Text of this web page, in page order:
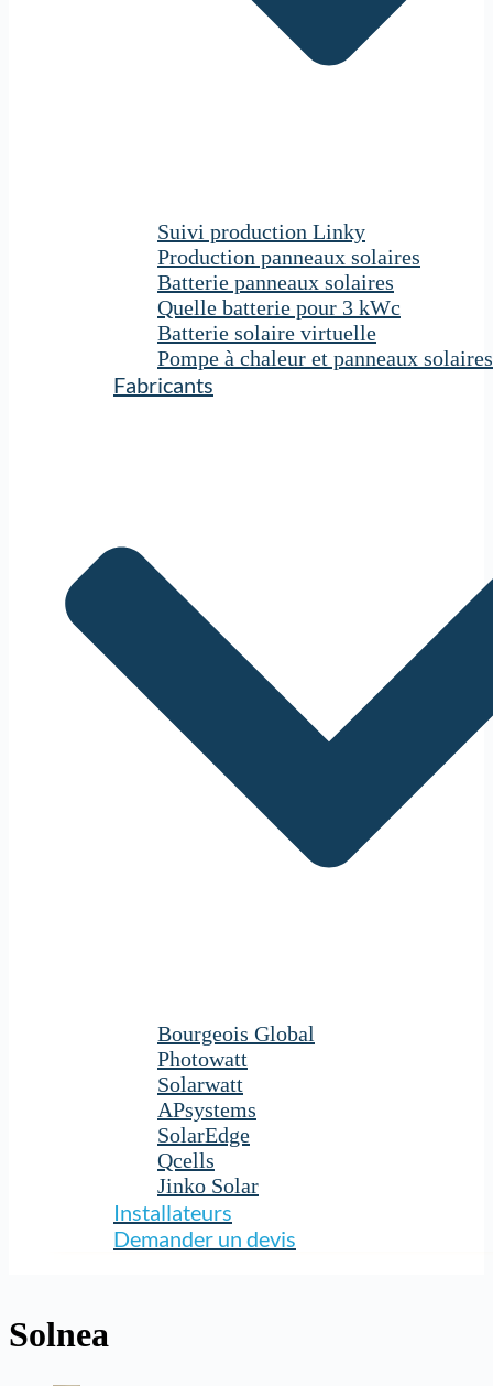
Suivi production Linky
Production panneaux solaires
Batterie panneaux solaires
Quelle batterie pour 3 kWc
Batterie solaire virtuelle
Pompe à chaleur et panneaux solaires
Fabricants
Bourgeois Global
Photowatt
Solarwatt
APsystems
SolarEdge
Qcells
Jinko Solar
Installateurs
Demander un devis
Solnea